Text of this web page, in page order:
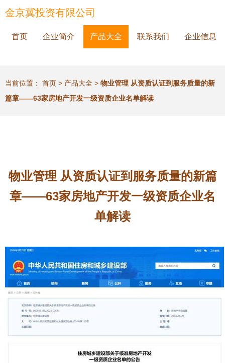
金京冀投资有限公司
首页 企业简介 产品大全 联系我们 企业信息
当前位置： 首页 > 产品大全 > 物业管理 从资质认证到服务质量的新
篇章——63家房地产开发一级资质企业名单解读
物业管理 从资质认证到服务质量的新篇
章——63家房地产开发一级资质企业名
单解读